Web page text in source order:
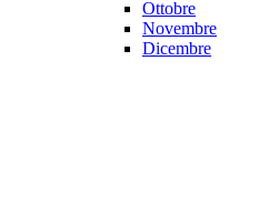
Ottobre
Novembre
Dicembre